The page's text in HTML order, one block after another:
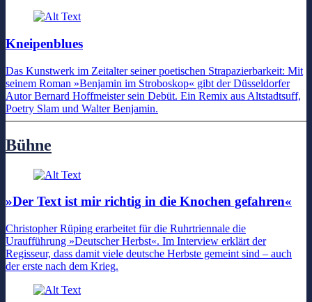
Kneipenblues
Das Kunstwerk im Zeitalter seiner poetischen Strapazierbarkeit: Mit
seinem Roman »Benjamin im Stroboskop« gibt der Düsseldorfer
Autor Bernard Hoffmeister sein Debüt. Ein Remix aus Altstadtsuff,
Poetry Slam und Walter Benjamin.
Bühne
»Der Text ist mir richtig in die Knochen gefahren«
Christopher Rüping erarbeitet für die Ruhrtriennale die
Uraufführung »Deutscher Herbst«. Im Interview erklärt der
Regisseur, dass damit viele deutsche Herbste gemeint sind – auch
der erste nach dem Krieg.